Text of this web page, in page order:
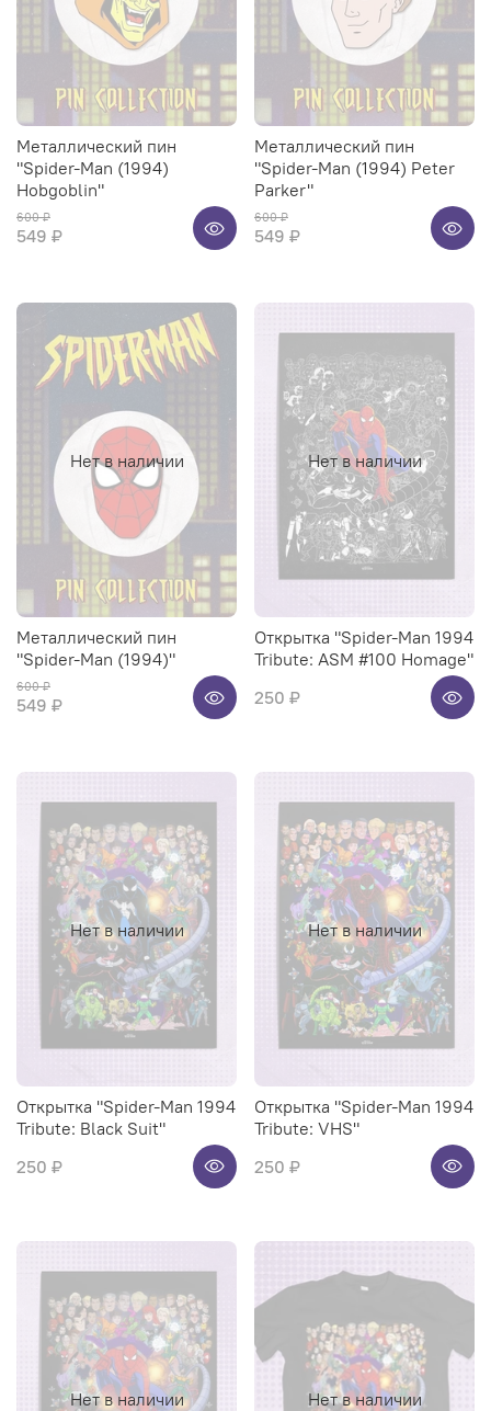
Металлический пин
"Spider-Man (1994)
Hobgoblin"
600 ₽
549 ₽
Металлический пин
"Spider-Man (1994) Peter
Parker"
600 ₽
549 ₽
Нет в наличии
Металлический пин
"Spider-Man (1994)"
600 ₽
549 ₽
Нет в наличии
Открытка "Spider-Man 1994
Tribute: ASM #100 Homage"
250 ₽
Нет в наличии
Открытка "Spider-Man 1994
Tribute: Black Suit"
250 ₽
Нет в наличии
Открытка "Spider-Man 1994
Tribute: VHS"
250 ₽
Нет в наличии Нет в наличии